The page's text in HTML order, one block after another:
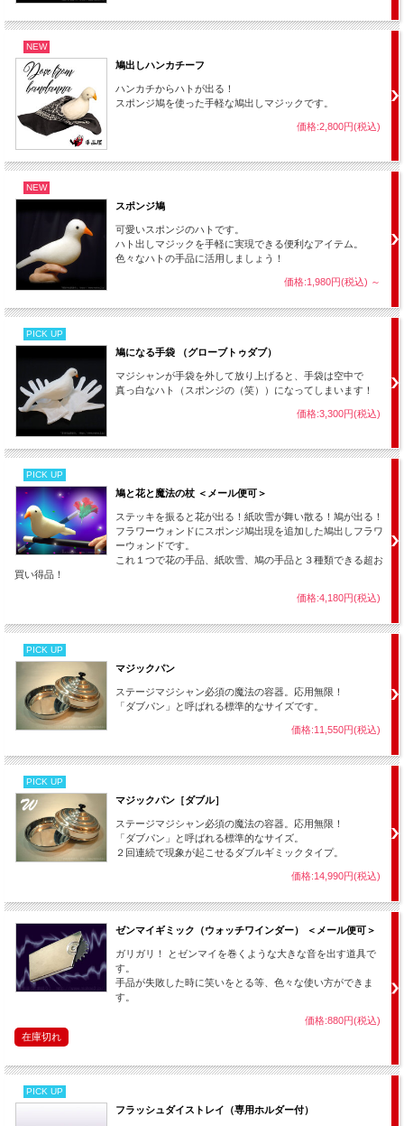
NEW
鳩出しハンカチーフ
ハンカチからハトが出る！
スポンジ鳩を使った手軽な鳩出しマジックです。
価格:2,800円(税込)
NEW
スポンジ鳩
可愛いスポンジのハトです。
ハト出しマジックを手軽に実現できる便利なアイテム。
色々なハトの手品に活用しましょう！
価格:1,980円(税込) ～
PICK UP
鳩になる手袋 （グローブトゥダブ）
マジシャンが手袋を外して放り上げると、手袋は空中で
真っ白なハト（スポンジの（笑））になってしまいます！
価格:3,300円(税込)
PICK UP
鳩と花と魔法の杖 ＜メール便可＞
ステッキを振ると花が出る！紙吹雪が舞い散る！鳩が出る！
フラワーウォンドにスポンジ鳩出現を追加した鳩出しフラワ
ーウォンドです。
これ１つで花の手品、紙吹雪、鳩の手品と３種類できる超お
買い得品！
価格:4,180円(税込)
PICK UP
マジックパン
ステージマジシャン必須の魔法の容器。応用無限！
「ダブパン」と呼ばれる標準的なサイズです。
価格:11,550円(税込)
PICK UP
マジックパン［ダブル］
ステージマジシャン必須の魔法の容器。応用無限！
「ダブパン」と呼ばれる標準的なサイズ。
２回連続で現象が起こせるダブルギミックタイプ。
価格:14,990円(税込)
ゼンマイギミック（ウォッチワインダー） ＜メール便可＞
ガリガリ！ とゼンマイを巻くような大きな音を出す道具で
す。
手品が失敗した時に笑いをとる等、色々な使い方ができま
す。
価格:880円(税込)
在庫切れ
PICK UP
フラッシュダイストレイ（専用ホルダー付）